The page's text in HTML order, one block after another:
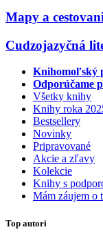
Mapy a
Cudzojazyčná
Knihomoľský
Odporúčame
Všetky knihy
Knihy roka
Bestsellery
Novinky
Pripravované
Akcie a zľavy
Kolekcie
Knihy s
Mám záujem o
Top autori